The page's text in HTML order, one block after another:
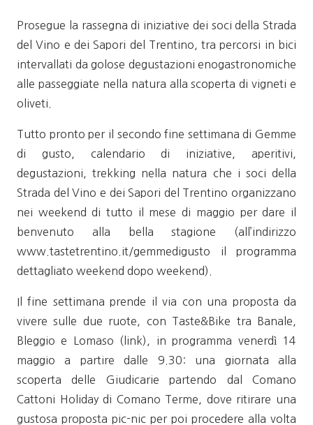
Prosegue la rassegna di iniziative dei soci della Strada
del Vino e dei Sapori del Trentino, tra percorsi in bici
intervallati da golose degustazioni enogastronomiche
alle passeggiate nella natura alla scoperta di vigneti e
oliveti.
Tutto pronto per il secondo fine settimana di Gemme
di gusto, calendario di iniziative, aperitivi,
degustazioni, trekking nella natura che i soci della
Strada del Vino e dei Sapori del Trentino organizzano
nei weekend di tutto il mese di maggio per dare il
benvenuto alla bella stagione (all’indirizzo
www.tastetrentino.it/gemmedigusto il programma
dettagliato weekend dopo weekend).
Il fine settimana prende il via con una proposta da
vivere sulle due ruote, con Taste&Bike tra Banale,
Bleggio e Lomaso (link), in programma venerdì 14
maggio a partire dalle 9.30: una giornata alla
scoperta delle Giudicarie partendo dal Comano
Cattoni Holiday di Comano Terme, dove ritirare una
gustosa proposta pic-nic per poi procedere alla volta